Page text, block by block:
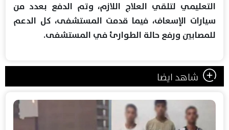
التعليمي لتلقي العلاج اللازم، وتم الدفع بعدد من
سيارات الإسعاف، فيما قدمت المستشفى، كل الدعم
للمصابين ورفع حالة الطوارئ في المستشفى.
شاهد ايضا